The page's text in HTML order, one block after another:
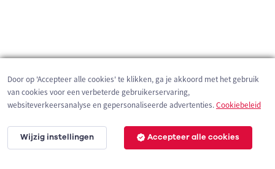
200 m
Door op 'Accepteer alle cookies' te klikken, ga je akkoord met het gebruik
van cookies voor een verbeterde gebruikerservaring,
websiteverkeersanalyse en gepersonaliseerde advertenties.Cookiebeleid
Wijzig instellingen Accepteer alle cookies